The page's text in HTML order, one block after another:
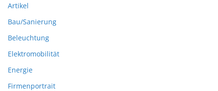
Artikel
Bau/Sanierung
Beleuchtung
Elektromobilität
Energie
Firmenportrait